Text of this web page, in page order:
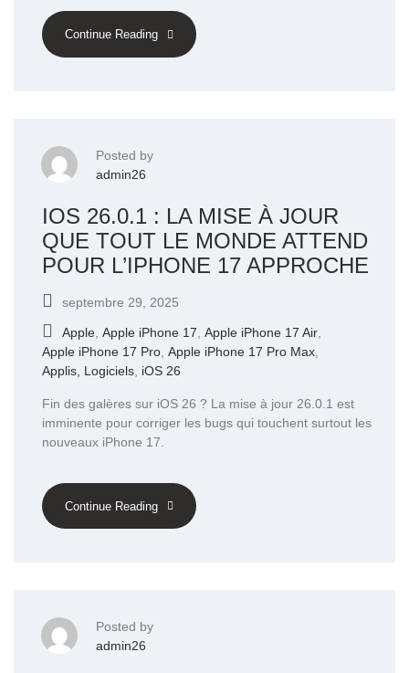
Continue Reading
Posted by
admin26
IOS 26.0.1 : LA MISE À JOUR
QUE TOUT LE MONDE ATTEND
POUR L’IPHONE 17 APPROCHE
septembre 29, 2025
Apple Apple iPhone 17 Apple iPhone 17 Air
Apple iPhone 17 Pro Apple iPhone 17 Pro Max
Applis, Logiciels iOS 26
Fin des galères sur iOS 26 ? La mise à jour 26.0.1 est
imminente pour corriger les bugs qui touchent surtout les
nouveaux iPhone 17.
Continue Reading
Posted by
admin26